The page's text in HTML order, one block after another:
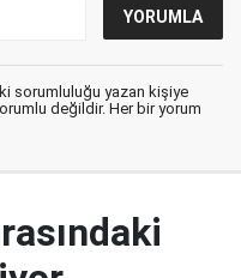
sorumluluğu yazan kişiye
değildir. Her bir yorum